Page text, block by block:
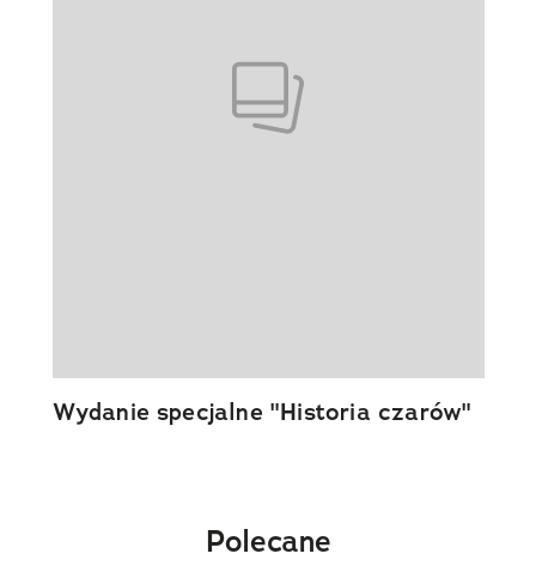
Wydanie specjalne "Historia czarów"
Polecane